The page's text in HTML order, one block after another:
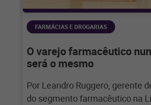
FARMÁCIAS E DROGARIAS
O varejo farmacêutico
será o mesmo
Por Leandro Ruggero, gerente
do segmento farmacêutico na